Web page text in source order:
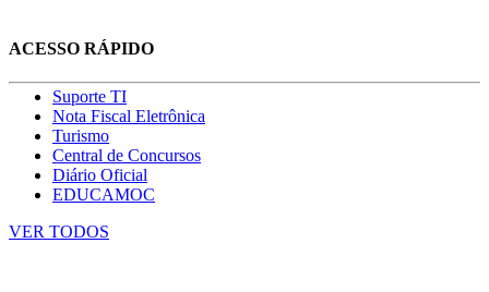
ACESSO RÁPIDO
Suporte TI
Nota Fiscal Eletrônica
Turismo
Central de Concursos
Diário Oficial
EDUCAMOC
VER TODOS